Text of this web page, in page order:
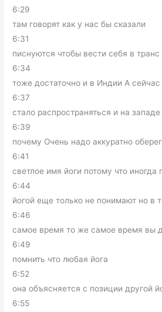
6:29
там говорят как у нас бы сказали
6:31
писнуются чтобы вести себя в транс
6:34
тоже достаточно и в Индии А сейчас
6:37
стало распространяться и на западе
6:39
почему Очень надо аккуратно
6:41
светлое имя йоги потому что иногда
6:44
йогой еще только не понимают но в
6:46
самое время то же самое время вы
6:49
помнить что любая йога
6:52
она объясняется с позиции другой
6:55